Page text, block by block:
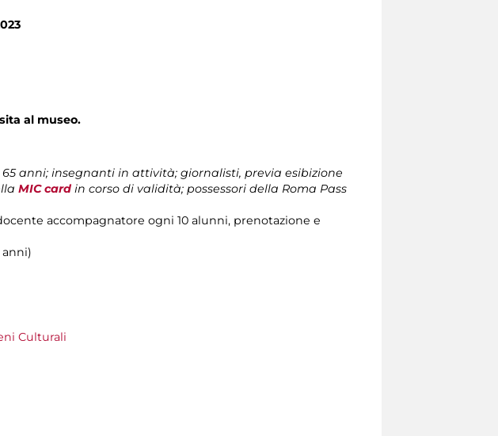
al museo.
anni; insegnanti in attività; giornalisti, previa esibizione
MIC card in corso di validità; possessori della Roma Pass
accompagnatore ogni 10 alunni, prenotazione e
Culturali